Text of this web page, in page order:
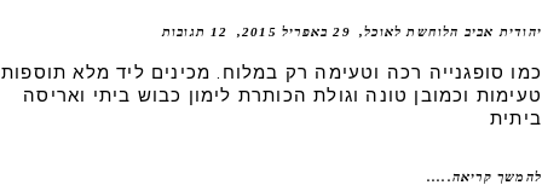
אביב הלוחשת לאוכל 29 באפריל 2015 12 תגובות
סופגנייה רכה וטעימה רק במלוח. מכינים ליד מלא תוספות
וכמובן טונה וגולת הכותרת לימון כבוש ביתי ואריסה
קריאה.....